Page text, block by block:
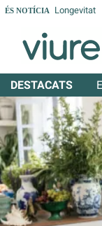
ÉS NOTÍCIA Longevitat
DESTACATS